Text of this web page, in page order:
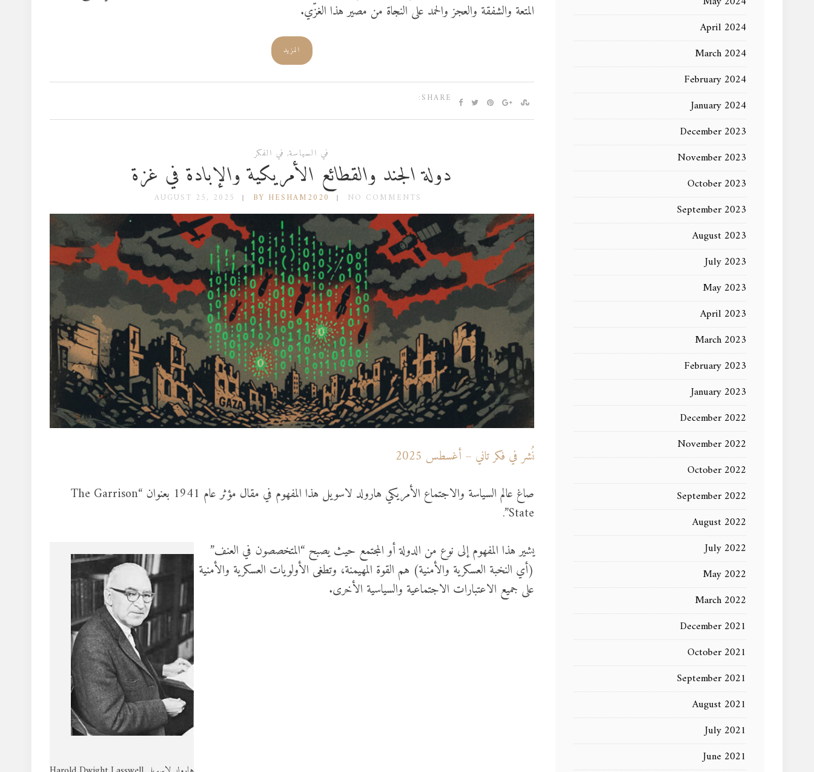
المتعة والشفقة والعجز والحمد على النجاة من مصير هذا الغزّي.
المزيد
SHARE:
في السياسة, في الفكر
‫دولة الجند والقطائع الأمريكية والإبادة في غزة
AUGUST 25, 2025 BY HESHAM2020 NO COMMENTS
نُشر في فكر تاني – أغسطس 2025
صاغ عالم السياسة والاجتماع الأمريكي هارولد لاسويل هذا المفهوم في مقال مؤثر عام 1941 بعنوان “The Garrison
State”.
يشير هذا المفهوم إلى نوع من الدولة أو المجتمع حيث يصبح “المتخصصون في العنف”
(أي النخبة العسكرية والأمنية) هم القوة المهيمنة، وتطغى الأولويات العسكرية والأمنية
على جميع الاعتبارات الاجتماعية والسياسية الأخرى.
April 2024
March 2024
February 2024
January 2024
December 2023
November 2023
October 2023
September 2023
August 2023
July 2023
May 2023
April 2023
March 2023
February 2023
January 2023
December 2022
November 2022
October 2022
September 2022
August 2022
July 2022
May 2022
March 2022
December 2021
October 2021
September 2021
August 2021
July 2021
June 2021